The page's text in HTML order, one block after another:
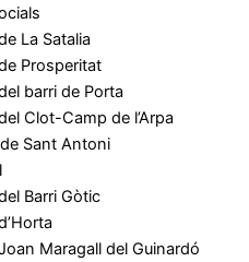
La Satalia
Prosperitat
barri de Porta
Clot-Camp de l’Arpa
Sant Antoni
Barri Gòtic
Maragall del Guinardó